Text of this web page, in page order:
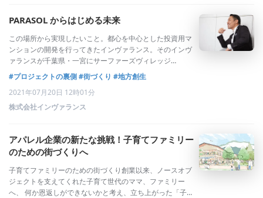
PARASOL からはじめる未来
この場所から実現したいこと。都心を中心とした投資用マ
ンションの開発を行ってきたインヴァランス。そのインヴ
ァランスが千葉県・一宮にサーファーズヴィレッジ
「PARASOL THE SURFSIDE VILLAGE（パラソル ザ・サー
フサイド ヴィレッジ）」を作るというのは、少し意外に映
るかもしれない。し
#プロジェクトの裏側#街づくり #地方創生
2021年07月20日 12時01分
株式会社インヴァランス
アパレル企業の新たな挑戦！子育てファミリー
のための街づくりへ
子育てファミリーのための街づくり創業以来、ノースオブ
ジェクトを支えてくれた子育て世代のママ、ファミリー
へ、 何か恩返しができないかと考え、立ち上がった「子育